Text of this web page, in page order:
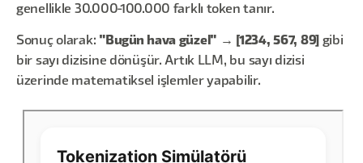
genellikle 30.000-100.000 farklı token tanır.
Sonuç olarak: "Bugün hava güzel" → [1234, 567, 89] gibi
bir sayı dizisine dönüşür. Artık LLM, bu sayı dizisi
üzerinde matematiksel işlemler yapabilir.